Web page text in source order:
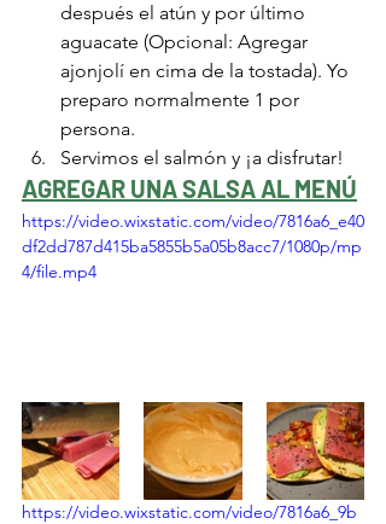
después el atún y por último
aguacate (Opcional: Agregar
ajonjolí en cima de la tostada). Yo
preparo normalmente 1 por
persona.
Servimos el salmón y ¡a disfrutar!
AGREGAR UNA SALSA AL MENÚ
https://video.wixstatic.com/video/7816a6_e40
df2dd787d415ba5855b5a05b8acc7/1080p/mp
4/file.mp4
https://video.wixstatic.com/video/7816a6_9b